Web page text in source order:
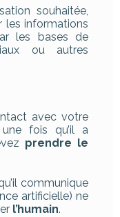
souhaitée,
les informations
les bases de
ou autres
avec votre
fois qu’il a
prendre le
communique
artificielle) ne
l’humain.